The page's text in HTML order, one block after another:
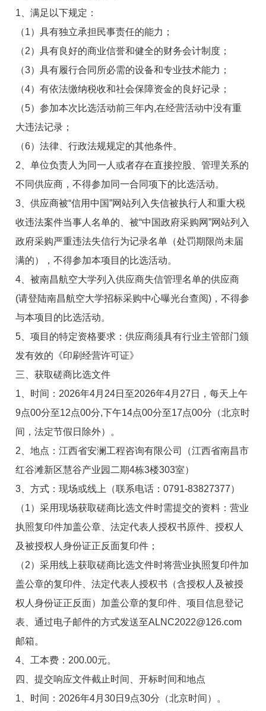
1、满足以下规定：
（1）具有独立承担民事责任的能力；
（2）具有良好的商业信誉和健全的财务会计制度；
（3）具有履行合同所必需的设备和专业技术能力；
（4）有依法缴纳税收和社会保障资金的良好记录；
（5）参加本次比选活动前三年内,在经营活动中没有重
大违法记录；
（6）法律、行政法规规定的其他条件。
2、单位负责人为同一人或者存在直接控股、管理关系的
不同供应商，不得参加同一合同项下的比选活动。
3、供应商被“信用中国”网站列入失信被执行人和重大税
收违法案件当事人名单的、被“中国政府采购网”网站列入
政府采购严重违法失信行为记录名单（处罚期限尚未届
满的），不得参加本项目的比选活动。
4、被南昌航空大学列入供应商失信管理名单的供应商
(请登陆南昌航空大学招标采购中心曝光台查阅)，不得参
与本项目的比选活动。
5、项目的特定资格要求：供应商须具有行业主管部门颁
发有效的《印刷经营许可证》
三、获取磋商比选文件
1、时间： 2026年4月 24日至2026年4月 27 日
，每天上午
9点00分至12点00分,下午14点00分至17点00分（北京时
间，法定节假日除外）。
2、地点：江西省安澜工程咨询有限公司（江西省南昌市
红谷滩新区慧谷产业园二期4栋3楼303室）
3、方式：现场或线上（联系电话：0791-83827377）
（1）采用现场获取磋商比选文件时需提交的资料：营业
执照复印件加盖公章、法定代表人授权书原件、授权人
及被授权人身份证正反面复印件；
（2）采用线上获取磋商比选文件时将营业执照复印件加
盖公章的复印件、法定代表人授权书（含授权人及被授
权人身份证正反面）加盖公章的复印件、项目信息登记
表、通过电子邮件的方式发送至ALNC2022@126.com
邮箱。
4、工本费：200.00元。
四、提交响应文件截止时间、开标时间和地点
1、时间： 2026年4月30日9点30分 （北京时间）
。